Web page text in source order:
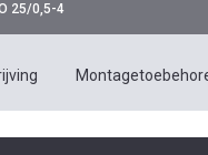
25/0,5-4